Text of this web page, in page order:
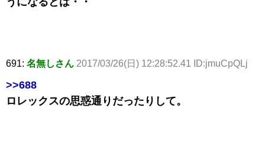
691: 名無しさん 2017/03/26(日) 12:28:52.41 ID:jmuCpQLj
>>688
ロレックスの思惑通りだったりして。